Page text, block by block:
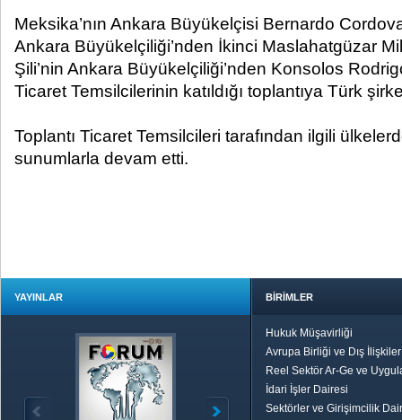
Meksika’nın Ankara Büyükelçisi Bernardo
Ankara Büyükelçiliği’nden İkinci Maslahatgüzar
Şili’nin Ankara Büyükelçiliği’nden Konsolos
Ticaret Temsilcilerinin katıldığı toplantıya Türk
Toplantı Ticaret Temsilcileri tarafından ilgili
sunumlarla devam etti.
YAYINLAR BİRİMLER
Hukuk Müşavirliği
Avrupa Birliği ve Dış
Reel Sektör Ar-Ge ve
İdari İşler Dairesi
Sektörler ve Girişimcilik